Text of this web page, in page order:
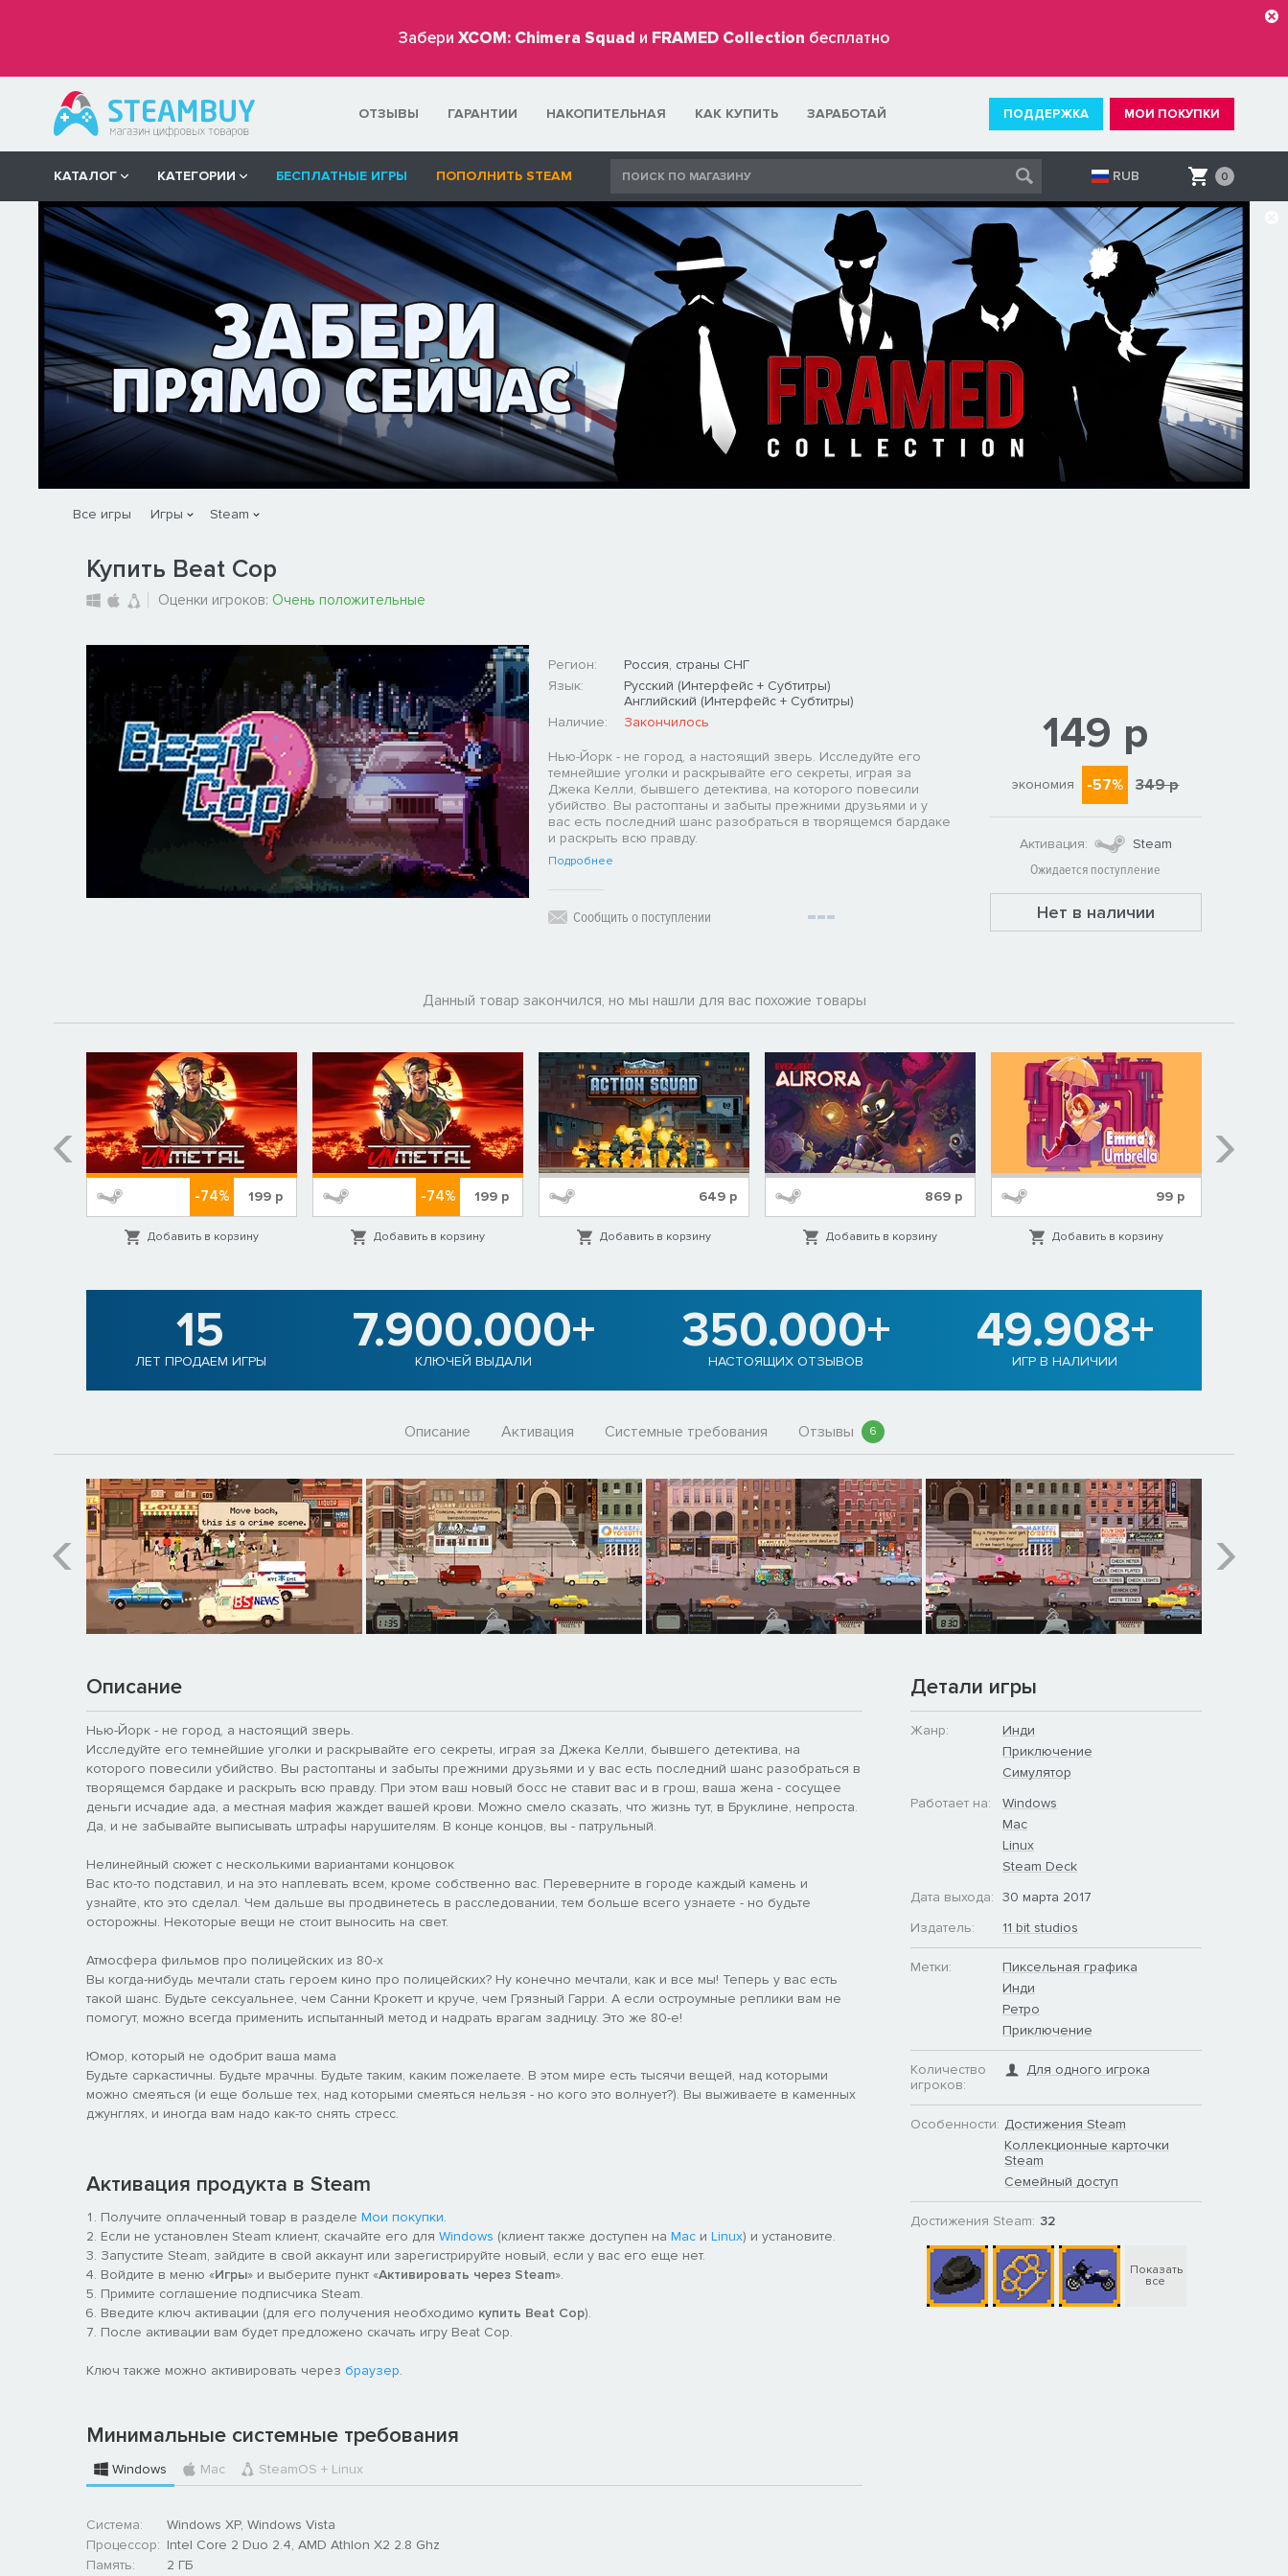
Забери XCOM: Chimera Squad и FRAMED Collection бесплатно
ОТЗЫВЫ ГАРАНТИИ НАКОПИТЕЛЬНАЯ КАК КУПИТЬ ЗАРАБОТАЙ ПОДДЕРЖКА МОИ ПОКУПКИ
КАТАЛОГ КАТЕГОРИИ БЕСПЛАТНЫЕ ИГРЫ ПОПОЛНИТЬ STEAM RUB 0
Все игры Игры Steam
Купить Beat Cop
Оценки игроков: Очень положительные
Регион:
Россия, страны СНГ
Язык:
Русский (Интерфейс + Субтитры)
Английский (Интерфейс + Субтитры)
Наличие:
Закончилось
Нью-Йорк - не город, а настоящий зверь. Исследуйте его
темнейшие уголки и раскрывайте его секреты, играя за
Джека Келли, бывшего детектива, на которого повесили
убийство. Вы растоптаны и забыты прежними друзьями и у
вас есть последний шанс разобраться в творящемся бардаке
и раскрыть всю правду.
Подробнее
Сообщить о поступлении
149 р
экономия -57% 349 р
Активация:
Steam
Ожидается поступление
Нет в наличии
Данный товар закончился, но мы нашли для вас похожие товары
-74% 199р
Добавить в корзину
-74% 199р
Добавить в корзину
649р
Добавить в корзину
869 р
Добавить в корзину
99р
Добавить в корзину
15
ЛЕТ ПРОДАЕМ ИГРЫ
7.900.000+
КЛЮЧЕЙ ВЫДАЛИ
350.000+
НАСТОЯЩИХ ОТЗЫВОВ
49.908+
ИГР В НАЛИЧИИ
Описание Активация Системные требования Отзывы 6
Описание
Нью-Йорк - не город, а настоящий зверь.
Исследуйте его темнейшие уголки и раскрывайте его секреты, играя за Джека Келли, бывшего детектива, на
которого повесили убийство. Вы растоптаны и забыты прежними друзьями и у вас есть последний шанс разобраться в
творящемся бардаке и раскрыть всю правду. При этом ваш новый босс не ставит вас и в грош, ваша жена - сосущее
деньги исчадие ада, а местная мафия жаждет вашей крови. Можно смело сказать, что жизнь тут, в Бруклине, непроста.
Да, и не забывайте выписывать штрафы нарушителям. В конце концов, вы - патрульный.
Нелинейный сюжет с несколькими вариантами концовок
Вас кто-то подставил, и на это наплевать всем, кроме собственно вас. Переверните в городе каждый камень и
узнайте, кто это сделал. Чем дальше вы продвинетесь в расследовании, тем больше всего узнаете - но будьте
осторожны. Некоторые вещи не стоит выносить на свет.
Атмосфера фильмов про полицейских из 80-х
Вы когда-нибудь мечтали стать героем кино про полицейских? Ну конечно мечтали, как и все мы! Теперь у вас есть
такой шанс. Будьте сексуальнее, чем Санни Крокетт и круче, чем Грязный Гарри. А если остроумные реплики вам не
помогут, можно всегда применить испытанный метод и надрать врагам задницу. Это же 80-е!
Юмор, который не одобрит ваша мама
Будьте саркастичны. Будьте мрачны. Будьте таким, каким пожелаете. В этом мире есть тысячи вещей, над которыми
можно смеяться (и еще больше тех, над которыми смеяться нельзя - но кого это волнует?). Вы выживаете в каменных
джунглях, и иногда вам надо как-то снять стресс.
Активация продукта в Steam
Получите оплаченный товар в разделе Мои покупки.
Если не установлен Steam клиент, скачайте его для Windows (клиент также доступен на Mac и Linux) и установите.
Запустите Steam, зайдите в свой аккаунт или зарегистрируйте новый, если у вас его еще нет.
Войдите в меню «Игры» и выберите пункт «Активировать через Steam».
Примите соглашение подписчика Steam.
Введите ключ активации (для его получения необходимо купить Beat Cop).
После активации вам будет предложено скачать игру Beat Cop.
Ключ также можно активировать через браузер.
Минимальные системные требования
Windows Mac SteamOS + Linux
Система:
Windows XP, Windows Vista
Процессор: Intel Core 2 Duo 2.4, AMD Athlon X2 2.8 Ghz
Память:
2 ГБ
Детали игры
Жанр:
Инди
Приключение
Симулятор
Работает на:
Windows
Mac
Linux
Steam Deck
Дата выхода: 30 марта 2017
Издатель:
11 bit studios
Метки:
Пиксельная графика
Инди
Ретро
Приключение
Количество
игроков:
Для одного игрока
Особенности: Достижения Steam
Коллекционные карточки
Steam
Семейный доступ
Достижения Steam: 32
Показать
все